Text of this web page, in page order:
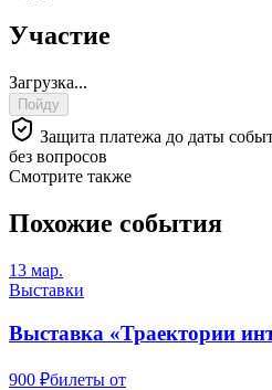
Участие
Загрузка...
Пойду
Защита платежа до даты
без вопросов
Смотрите также
Похожие события
13 мар.
Выставки
Выставка «Траектории
900 ₽билеты от